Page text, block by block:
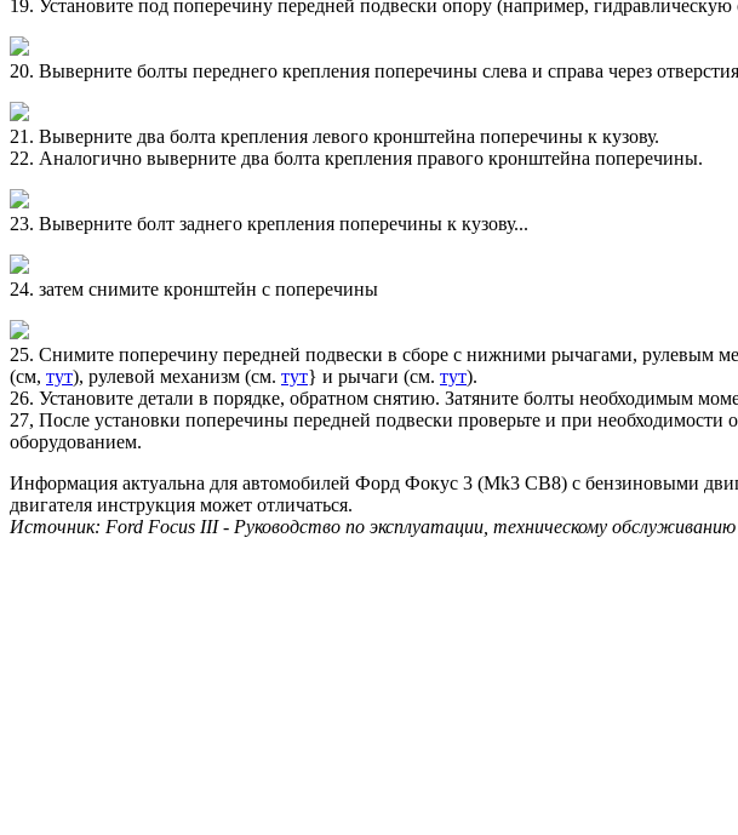
19. Установите под поперечину передней подвески опору (например,
20. Выверните болты переднего крепления поперечины слева и справа через
21. Выверните два болта крепления левого кронштейна поперечины к кузову.
22. Аналогично выверните два болта крепления правого кронштейна поперечины.
23. Выверните болт заднего крепления поперечины к кузову...
24. затем снимите кронштейн с поперечины
25. Снимите поперечину передней подвески в сборе с нижними рычагами, рулевым
(см, тут), рулевой механизм (см. тут} и рычаги (см. тут).
26. Установите детали в порядке, обратном снятию. Затяните болты необходимым
27, После установки поперечины передней подвески проверьте и при
оборудованием.
Информация актуальна для автомобилей Форд Фокус 3 (Mk3 CB8) с бензиновыми
двигателя инструкция может отличаться.
Источник: Ford Focus III - Руководство по эксплуатации, техническому